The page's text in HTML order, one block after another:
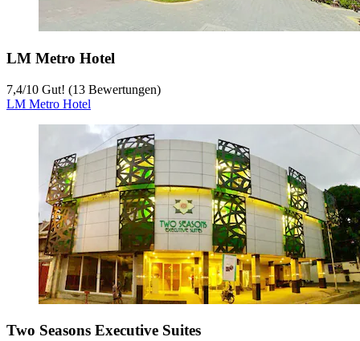
LM Metro Hotel
7,4/10 Gut! (13 Bewertungen)
LM Metro Hotel
Two Seasons Executive Suites